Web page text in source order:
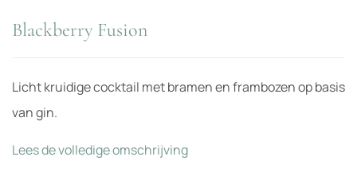
Blackberry Fusion
Licht kruidige cocktail met bramen en frambozen op basis
van gin.
Lees de volledige omschrijving